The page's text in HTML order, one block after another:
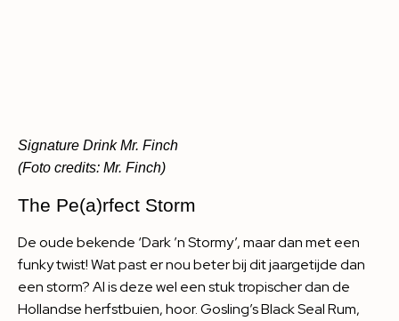
Signature Drink Mr. Finch
(Foto credits: Mr. Finch)
The Pe(a)rfect Storm
De oude bekende ‘Dark ’n Stormy’, maar dan met een
funky twist! Wat past er nou beter bij dit jaargetijde dan
een storm? Al is deze wel een stuk tropischer dan de
Hollandse herfstbuien, hoor. Gosling’s Black Seal Rum,